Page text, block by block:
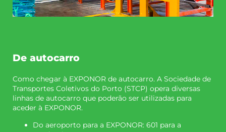
De autocarro
Como chegar à EXPONOR de autocarro. A Sociedade de
Transportes Coletivos do Porto (STCP) opera diversas
linhas de autocarro que poderão ser utilizadas para
aceder à EXPONOR.
Do aeroporto para a EXPONOR: 601 para a